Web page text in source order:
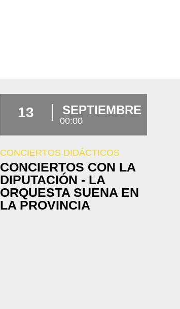
13 SEPTIEMBRE
00:00
CONCIERTOS DIDÁCTICOS
CONCIERTOS CON LA
DIPUTACIÓN - LA
ORQUESTA SUENA EN
LA PROVINCIA